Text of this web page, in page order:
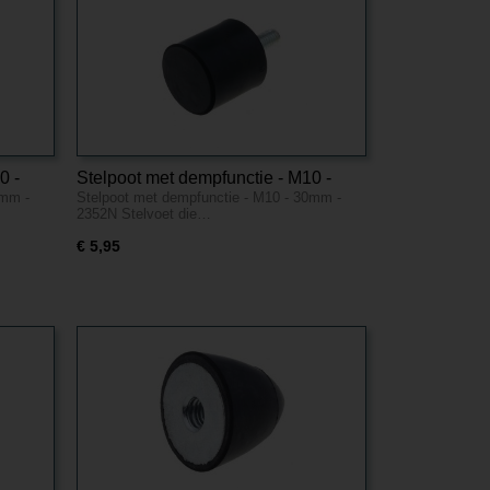
-
-
Stelpoot met dempfunctie - M10 -
30mm - 2352N
Stelpoot met dempfunctie - M10 - 30mm -
2352N Stelvoet die…
€ 5,95